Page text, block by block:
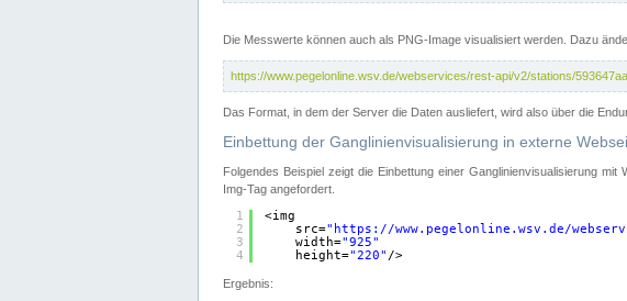
Die Messwerte können auch als PNG-Image visualisiert werden. Dazu
https://www.pegelonline.wsv.de/webservices/rest-api/v2/stations/
Das Format, in dem der Server die Daten ausliefert, wird also über die
Einbettung der Ganglinienvisualisierung in externe
Folgendes Beispiel zeigt die Einbettung einer Ganglinienvisualisierung
Img-Tag angefordert.
1
2
3
4
<img
src=" https://www.pegelonline.wsv.de/
width="925"
height="220" />
Ergebnis: